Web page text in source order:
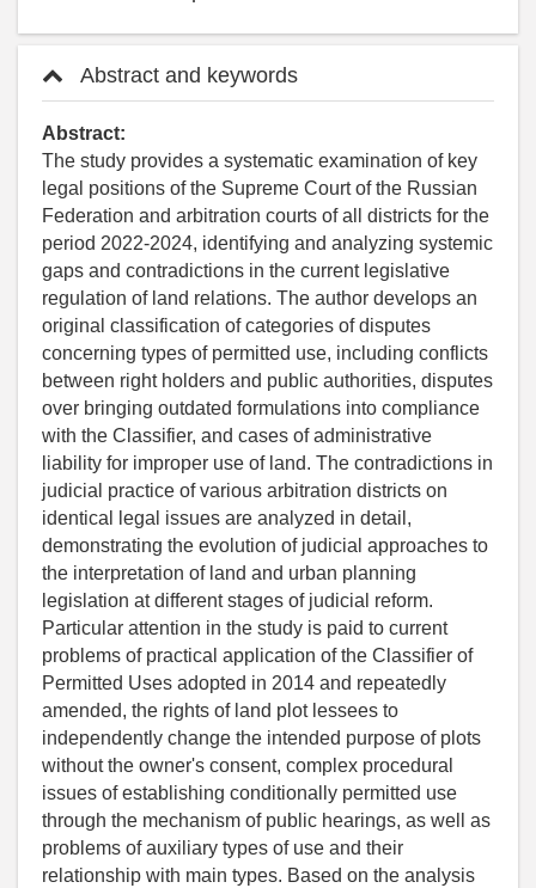
Abstract and keywords
Abstract:
The study provides a systematic examination of key
legal positions of the Supreme Court of the Russian
Federation and arbitration courts of all districts for the
period 2022-2024, identifying and analyzing systemic
gaps and contradictions in the current legislative
regulation of land relations. The author develops an
original classification of categories of disputes
concerning types of permitted use, including conflicts
between right holders and public authorities, disputes
over bringing outdated formulations into compliance
with the Classifier, and cases of administrative
liability for improper use of land. The contradictions in
judicial practice of various arbitration districts on
identical legal issues are analyzed in detail,
demonstrating the evolution of judicial approaches to
the interpretation of land and urban planning
legislation at different stages of judicial reform.
Particular attention in the study is paid to current
problems of practical application of the Classifier of
Permitted Uses adopted in 2014 and repeatedly
amended, the rights of land plot lessees to
independently change the intended purpose of plots
without the owner's consent, complex procedural
issues of establishing conditionally permitted use
through the mechanism of public hearings, as well as
problems of auxiliary types of use and their
relationship with main types. Based on the analysis